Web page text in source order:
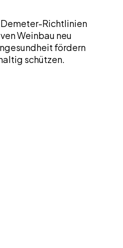
Demeter-Richtlinien
Weinbau neu
fördern
schützen.